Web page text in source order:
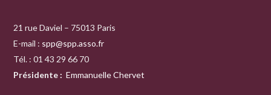
21 rue Daviel – 75013 Paris
E-mail : spp@spp.asso.fr
Tél. : 01 43 29 66 70
Présidente : Emmanuelle Chervet